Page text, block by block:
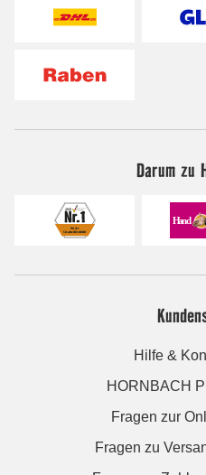
Darum zu
Hilfe &
HORNBACH
Fragen zur
Fragen zu